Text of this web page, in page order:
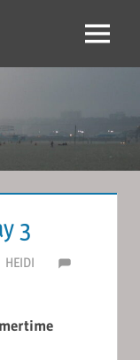
Menu
3
HEIDI